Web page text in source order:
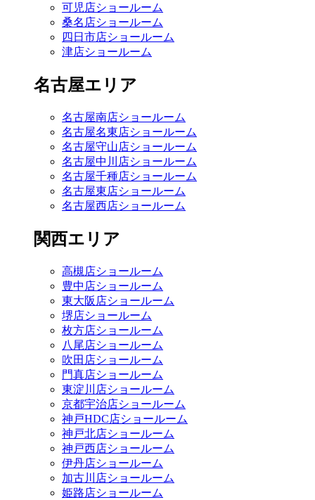
可児店ショールーム
桑名店ショールーム
四日市店ショールーム
津店ショールーム
名古屋エリア
名古屋南店ショールーム
名古屋名東店ショールーム
名古屋守山店ショールーム
名古屋中川店ショールーム
名古屋千種店ショールーム
名古屋東店ショールーム
名古屋西店ショールーム
関西エリア
高槻店ショールーム
豊中店ショールーム
東大阪店ショールーム
堺店ショールーム
枚方店ショールーム
八尾店ショールーム
吹田店ショールーム
門真店ショールーム
東淀川店ショールーム
京都宇治店ショールーム
神戸HDC店ショールーム
神戸北店ショールーム
神戸西店ショールーム
伊丹店ショールーム
加古川店ショールーム
姫路店ショールーム